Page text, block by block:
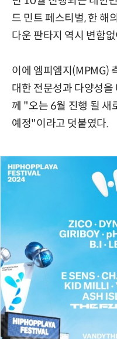
드 민트 페스티벌, 한 해
다운 판타지 역시 변함
이에 엠피엠지(MPMG)
대한 전문성과 다양성
께 "오는 6월 진행 될 새
예정"이라고 덧붙였다.